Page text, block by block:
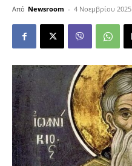
Από Newsroom - 4 Νοεμβρίου 2025